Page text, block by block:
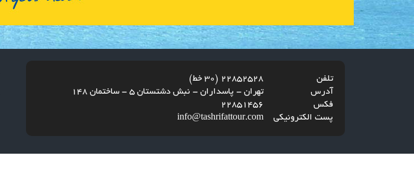
تلفن
22852528 (30 خط)
آدرس
تهران - پاسداران - نبش دشتستان 5 - ساختمان 148
فکس
22851456
پست الکترونیکی
info@tashrifattour.com